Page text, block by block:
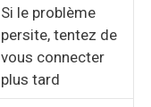
Si le problème
persite, tentez de
vous connecter
plus tard